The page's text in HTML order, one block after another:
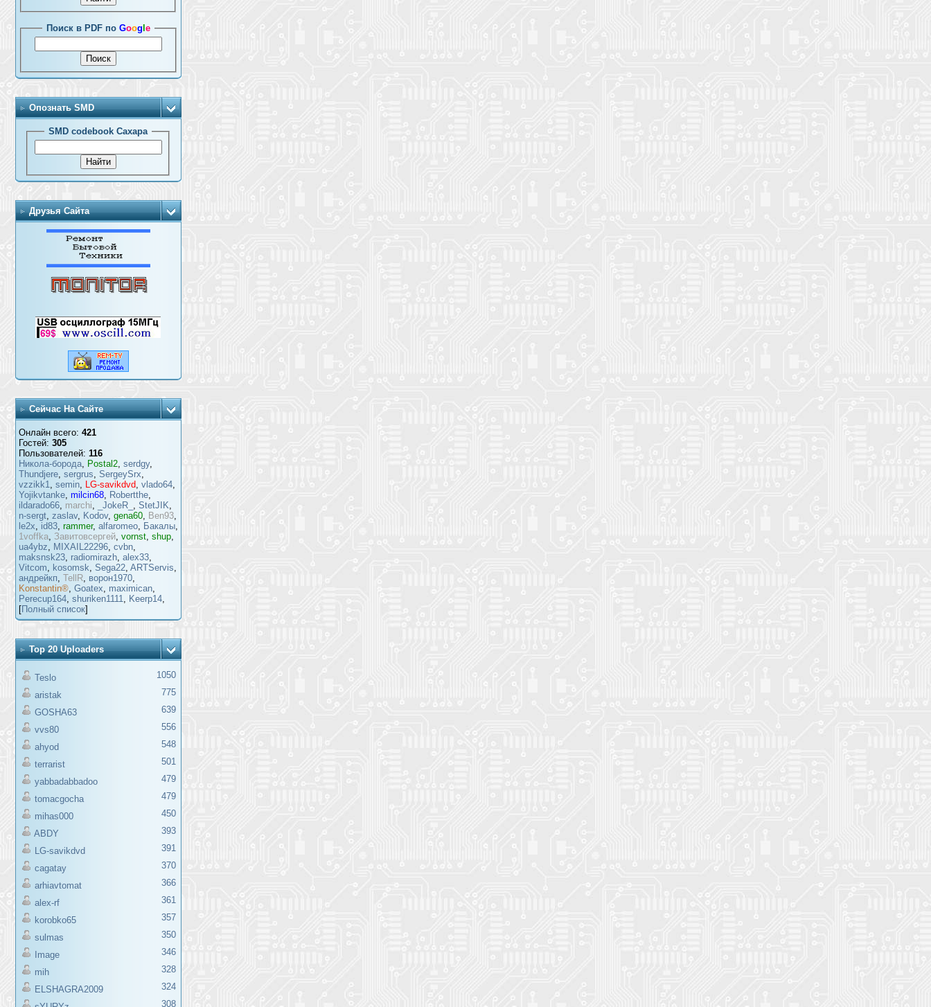
Поиск в PDF по Goog e
Опознать SMD
SMD codebook Сахара
Друзья Сайта
Сейчас На Сайте
Онлайн всего: 421
Гостей: 305
Пользователей: 116
Никола-борода, Postal2, serdgy,
Thundjere, sergrus, SergeySrx,
vzzikk1, semin, LG-savikdvd, vlado64,
Yojikvtanke, milcin68, Robertthe,
ildarado66, marchi, _JokeR_ , StetJIK,
n-sergt, zaslav, Kodov, gena60, Ben93,
le2x, id83, rammer, alfaromeo, Бакалы,
1voffka, Завитовсергей, vornst, shup,
ua4ybz, MIXAIL22296, cvbn,
maksnsk23, radiomirazh, alex33,
Vitcom, kosomsk, Sega22, ARTServis,
андрейкп, TellR, ворон1970,
Konstantin®, Goatex, maximican,
Perecup164, shuriken1111, Keerp14,
[Полный список]
Top 20 Uploaders
Teslo
1050
aristak
775
GOSHA63
639
vvs80
556
ahyod
548
terrarist
501
yabbadabbadoo
479
tomacgocha
479
mihas000
450
ABDY
393
LG-savikdvd
391
cagatay
370
arhiavtomat
366
alex-rf
361
korobko65
357
sulmas
350
Image
346
mih
328
ELSHAGRA2009
324
308